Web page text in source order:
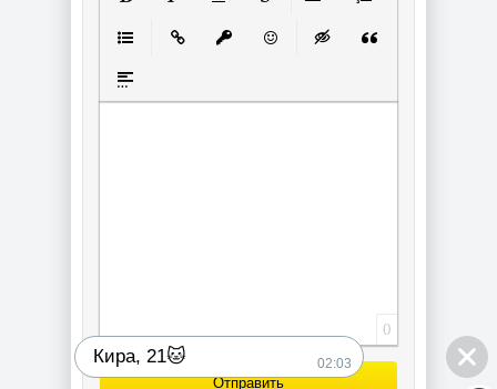
Вставка спойлера
0
Отправить
Кира, 21🐱 02:03